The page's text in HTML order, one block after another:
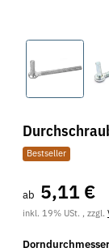
Bestseller
ab 5,11 €
inkl. 19% USt. , zzgl.